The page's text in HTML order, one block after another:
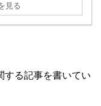
見る
する記事を書いてい